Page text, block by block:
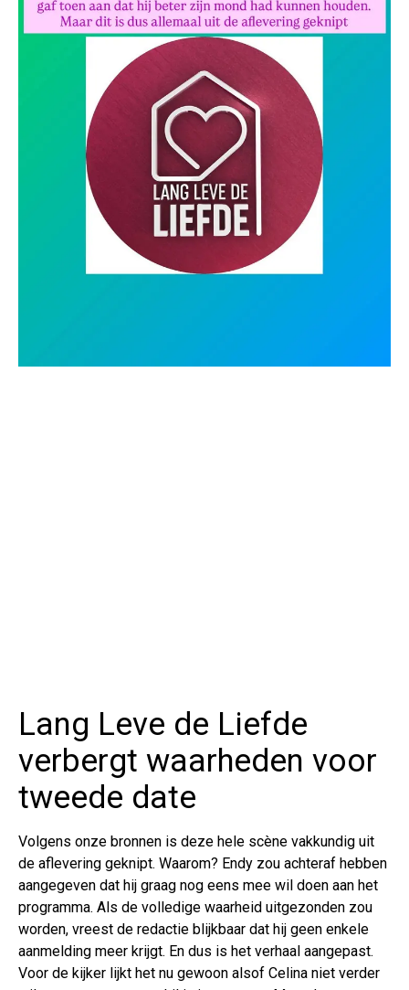
Lang Leve de Liefde
verbergt waarheden voor
tweede date
Volgens onze bronnen is deze hele scène vakkundig uit
de aflevering geknipt. Waarom? Endy zou achteraf hebben
aangegeven dat hij graag nog eens mee wil doen aan het
programma. Als de volledige waarheid uitgezonden zou
worden, vreest de redactie blijkbaar dat hij geen enkele
aanmelding meer krijgt. En dus is het verhaal aangepast.
Voor de kijker lijkt het nu gewoon alsof Celina niet verder